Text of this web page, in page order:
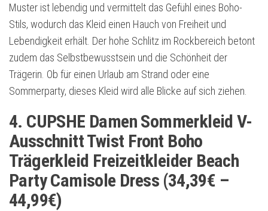
Muster ist lebendig und vermittelt das Gefühl eines Boho-
Stils, wodurch das Kleid einen Hauch von Freiheit und
Lebendigkeit erhält. Der hohe Schlitz im Rockbereich betont
zudem das Selbstbewusstsein und die Schönheit der
Trägerin. Ob für einen Urlaub am Strand oder eine
Sommerparty, dieses Kleid wird alle Blicke auf sich ziehen.
4. CUPSHE Damen Sommerkleid V-
Ausschnitt Twist Front Boho
Trägerkleid Freizeitkleider Beach
Party Camisole Dress (34,39€ –
44,99€)